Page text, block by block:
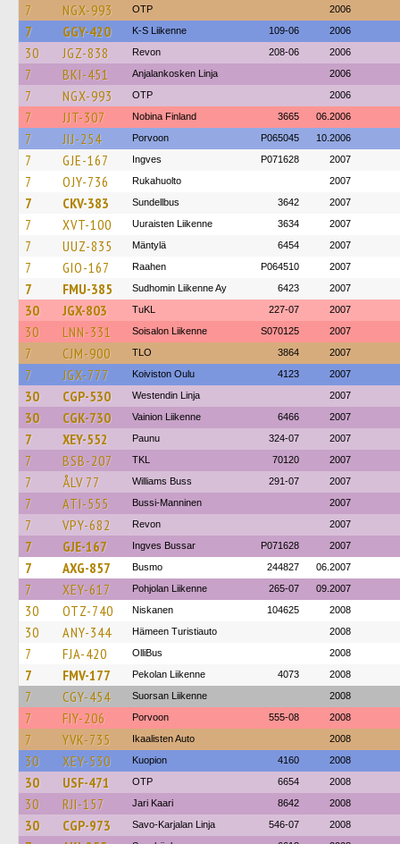
7 NGX-993 OTP 2006
7 GGY-420 K-S Liikenne 109-06 2006
30 JGZ-838 Revon 208-06 2006
7 BKI-451 Anjalankosken Linja 2006
7 NGX-993 OTP 2006
7 JJT-307 Nobina Finland 3665 06.2006
7 JIJ-254 Porvoon P065045 10.2006
7 GJE-167 Ingves P071628 2007
7 OJY-736 Rukahuolto 2007
7 CKV-383 Sundellbus 3642 2007
7 XVT-100 Uuraisten Liikenne 3634 2007
7 UUZ-835 Mäntylä 6454 2007
7 GIO-167 Raahen P064510 2007
7 FMU-385 Sudhomin Liikenne Ay 6423 2007
30 JGX-803 TuKL 227-07 2007
30 LNN-331 Soisalon Liikenne S070125 2007
7 CJM-900 TLO 3864 2007
7 JGX-777 Koiviston Oulu 4123 2007
30 CGP-530 Westendin Linja 2007
30 CGK-730 Vainion Liikenne 6466 2007
7 XEY-552 Paunu 324-07 2007
7 BSB-207 TKL 70120 2007
7 ÅLV 77 Williams Buss 291-07 2007
7 ATI-555 Bussi-Manninen 2007
7 VPY-682 Revon 2007
7 GJE-167 Ingves Bussar P071628 2007
7 AXG-857 Busmo 244827 06.2007
7 XEY-617 Pohjolan Liikenne 265-07 09.2007
30 OTZ-740 Niskanen 104625 2008
30 ANY-344 Hämeen Turistiauto 2008
7 FJA-420 OlliBus 2008
7 FMV-177 Pekolan Liikenne 4073 2008
7 CGY-454 Suorsan Liikenne 2008
7 FIY-206 Porvoon 555-08 2008
7 YVK-735 Ikaalisten Auto 2008
30 XEY-530 Kuopion 4160 2008
30 USF-471 OTP 6654 2008
30 RJI-157 Jari Kaari 8642 2008
30 CGP-973 Savo-Karjalan Linja 546-07 2008